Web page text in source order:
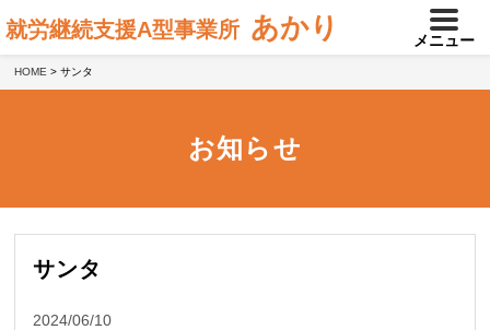
就労継続支援A型事業所 あかり メニュー
HOME > サンタ
お知らせ
サンタ
2024/06/10